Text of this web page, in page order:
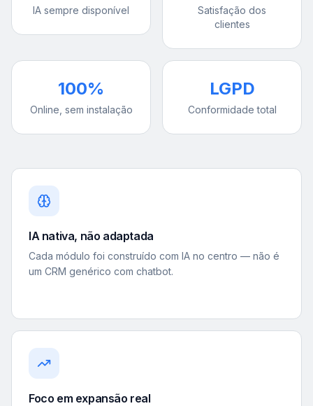
IA sempre disponível
Satisfação dos
clientes
100%
Online, sem instalação
LGPD
Conformidade total
IA nativa, não adaptada
Cada módulo foi construído com IA no centro — não é
um CRM genérico com chatbot.
Foco em expansão real